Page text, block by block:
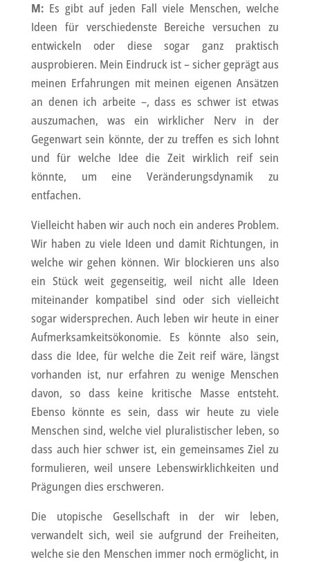
M:Es gibt auf jeden Fall viele Menschen, welche
Ideen für verschiedenste Bereiche versuchen zu
entwickeln oder diese sogar ganz praktisch
ausprobieren. Mein Eindruck ist – sicher geprägt aus
meinen Erfahrungen mit meinen eigenen Ansätzen
an denen ich arbeite –, dass es schwer ist etwas
auszumachen, was ein wirklicher Nerv in der
Gegenwart sein könnte, der zu treffen es sich lohnt
und für welche Idee die Zeit wirklich reif sein
könnte, um eine Veränderungsdynamik zu
entfachen.
Vielleicht haben wir auch noch ein anderes Problem.
Wir haben zu viele Ideen und damit Richtungen, in
welche wir gehen können. Wir blockieren uns also
ein Stück weit gegenseitig, weil nicht alle Ideen
miteinander kompatibel sind oder sich vielleicht
sogar widersprechen. Auch leben wir heute in einer
Aufmerksamkeitsökonomie. Es könnte also sein,
dass die Idee, für welche die Zeit reif wäre, längst
vorhanden ist, nur erfahren zu wenige Menschen
davon, so dass keine kritische Masse entsteht.
Ebenso könnte es sein, dass wir heute zu viele
Menschen sind, welche viel pluralistischer leben, so
dass auch hier schwer ist, ein gemeinsames Ziel zu
formulieren, weil unsere Lebenswirklichkeiten und
Prägungen dies erschweren.
Die utopische Gesellschaft in der wir leben,
verwandelt sich, weil sie aufgrund der Freiheiten,
welche sie den Menschen immer noch ermöglicht, in